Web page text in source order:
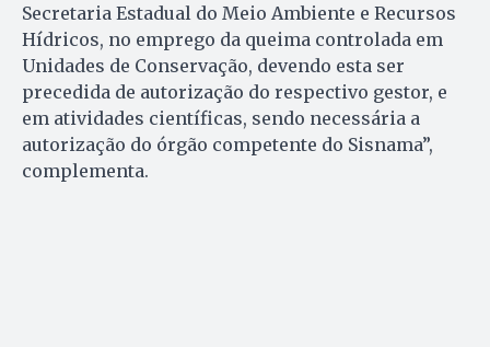
Secretaria Estadual do Meio Ambiente e Recursos
Hídricos, no emprego da queima controlada em
Unidades de Conservação, devendo esta ser
precedida de autorização do respectivo gestor, e
em atividades científicas, sendo necessária a
autorização do órgão competente do Sisnama”,
complementa.